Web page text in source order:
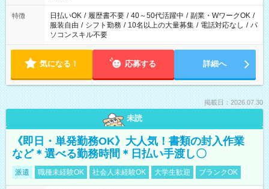
特徴 日払いOK / 履歴書不要 / 40～50代活躍中 / 副業・WワークOK /
服装自由 / シフト勤務 / 10名以上の大量募集 / 電話対応なし / パ
ソコンスキル不要
気になる！ 応募する 詳細へ
掲載日：2026.07.30
未読
《即日・単発勤務OK》大人気！書類の封入作業
など＊選べる勤務時間＊日払い手渡し〇
派遣 職種未経験OK 社会人未経験OK 大学生歓迎 ブランクOK